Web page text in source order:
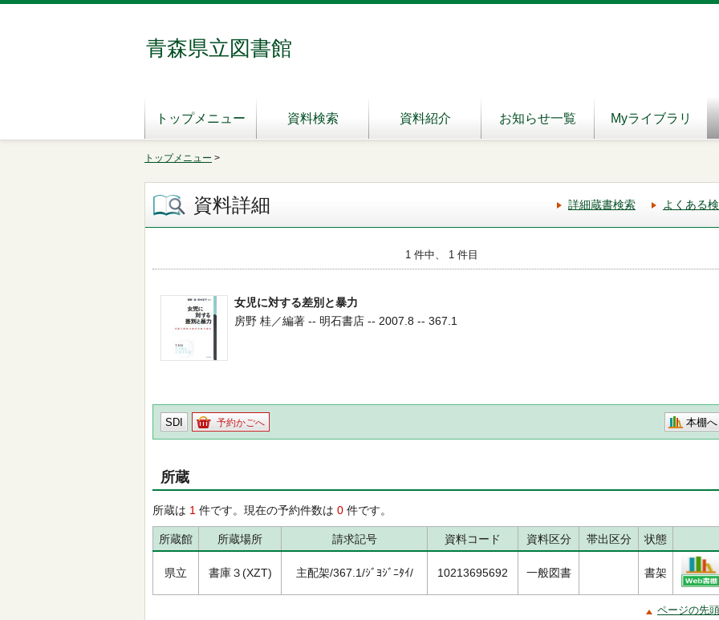
青森県立図書館
トップメニュー 資料検索 資料紹介 お知らせ一覧 Myライブラリ
トップメニュー >
資料詳細 詳細蔵書検索 よくある
1 件中、 1 件目
女児に対する差別と暴力
房野 桂／編著 -- 明石書店 -- 2007.8 -- 367.1
SDI 予約かごへ 本棚へ
所蔵
所蔵は 1 件です。現在の予約件数は 0 件です。
所蔵館 所蔵場所 請求記号 資料コード 資料区分 帯出区分 状態
県立 書庫３(XZT) 主配架/367.1/ｼﾞﾖｼﾞﾆﾀｲ/ 10213695692 一般図書 書架
ページの先